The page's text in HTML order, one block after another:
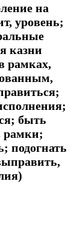
на
уровень;
казни
рамках,
быть
рамки;
подогнать